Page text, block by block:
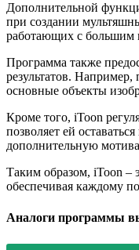
Дополнительной
при создании
работающих с большим
Программа также
результатов.
основные объекты
Кроме того, iToon
позволяет ей
дополнительную
Таким образом, iToon –
обеспечивая каждому
Аналоги программы